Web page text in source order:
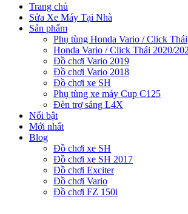
Trang chủ
Sửa Xe Máy Tại Nhà
Sản phẩm
Phụ tùng Honda Vario / Click Thái
Honda Vario / Click Thái 2020/
Đồ chơi Vario 2019
Đồ chơi Vario 2018
Đồ chơi xe SH
Phụ tùng xe máy Cup C125
Đèn trợ sáng L4X
Nổi bật
Mới nhất
Blog
Đồ chơi xe SH
Đồ chơi xe SH 2017
Đồ chơi Exciter
Đồ chơi Vario
Đồ chơi FZ 150i